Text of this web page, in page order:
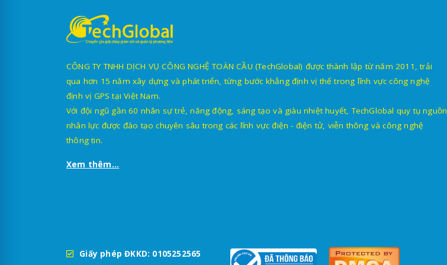
CÔNG TY TNHH DỊCH VỤ CÔNG NGHỆ TOÀN CẦU (TechGlobal) được thành lập từ năm 2011, trải
qua hơn 15 năm xây dựng và phát triển, từng bước khẳng định vị thế trong lĩnh vực công nghệ
định vị GPS tại Việt Nam.
Với đội ngũ gần 60 nhân sự trẻ, năng động, sáng tạo và giàu nhiệt huyết, TechGlobal quy tụ nguồn
nhân lực được đào tạo chuyên sâu trong các lĩnh vực điện - điện tử, viễn thông và công nghệ
thông tin.
Xem thêm...
Giấy phép ĐKKD: 0105252565